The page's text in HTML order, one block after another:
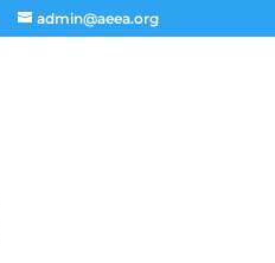
admin@aeea.org